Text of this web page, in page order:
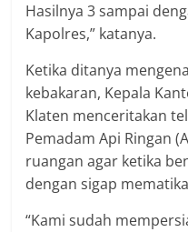
Hasilnya 3 sampai
Kapolres,” katanya.
Ketika ditanya
kebakaran, Kepala
Klaten menceritakan
Pemadam Api Ringan
ruangan agar ketika
dengan sigap
“Kami sudah